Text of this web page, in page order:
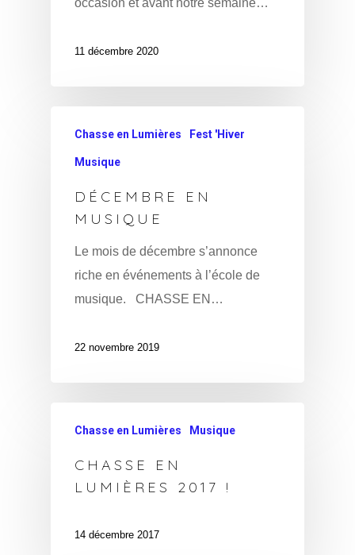
occasion et avant notre semaine…
11 décembre 2020
Chasse en Lumières Fest 'Hiver
Musique
DÉCEMBRE EN
MUSIQUE
Le mois de décembre s’annonce
riche en événements à l’école de
musique. CHASSE EN…
22 novembre 2019
Chasse en Lumières Musique
CHASSE EN
LUMIÈRES 2017 !
14 décembre 2017